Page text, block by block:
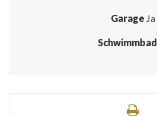
Garage Ja
Schwimmbad